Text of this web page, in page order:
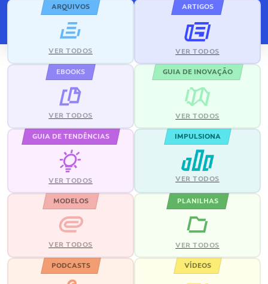
ARQUIVOS
VER TODOS
ARTIGOS
VER TODOS
EBOOKS
VER TODOS
GUIA DE INOVAÇÃO
VER TODOS
GUIA DE TENDÊNCIAS
VER TODOS
IMPULSIONA
VER TODOS
MODELOS
VER TODOS
PLANILHAS
VER TODOS
PODCASTS VÍDEOS